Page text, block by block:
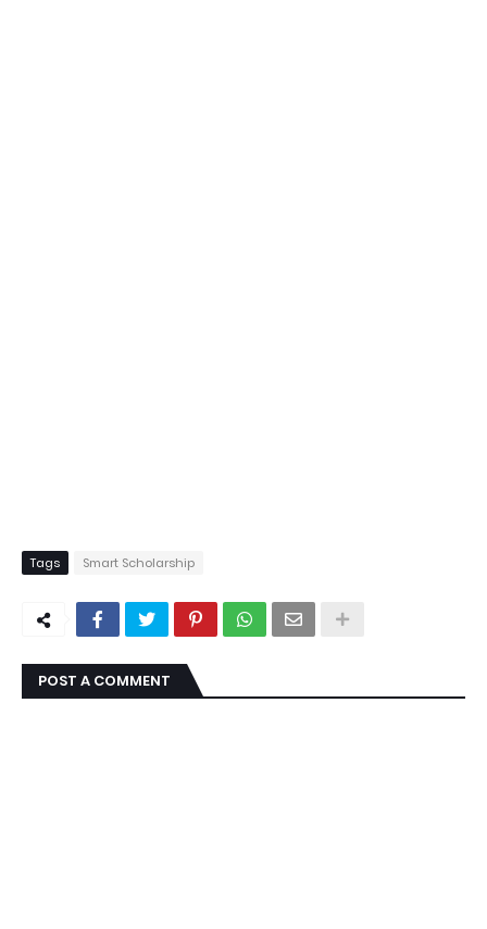
Tags Smart Scholarship
POST A COMMENT